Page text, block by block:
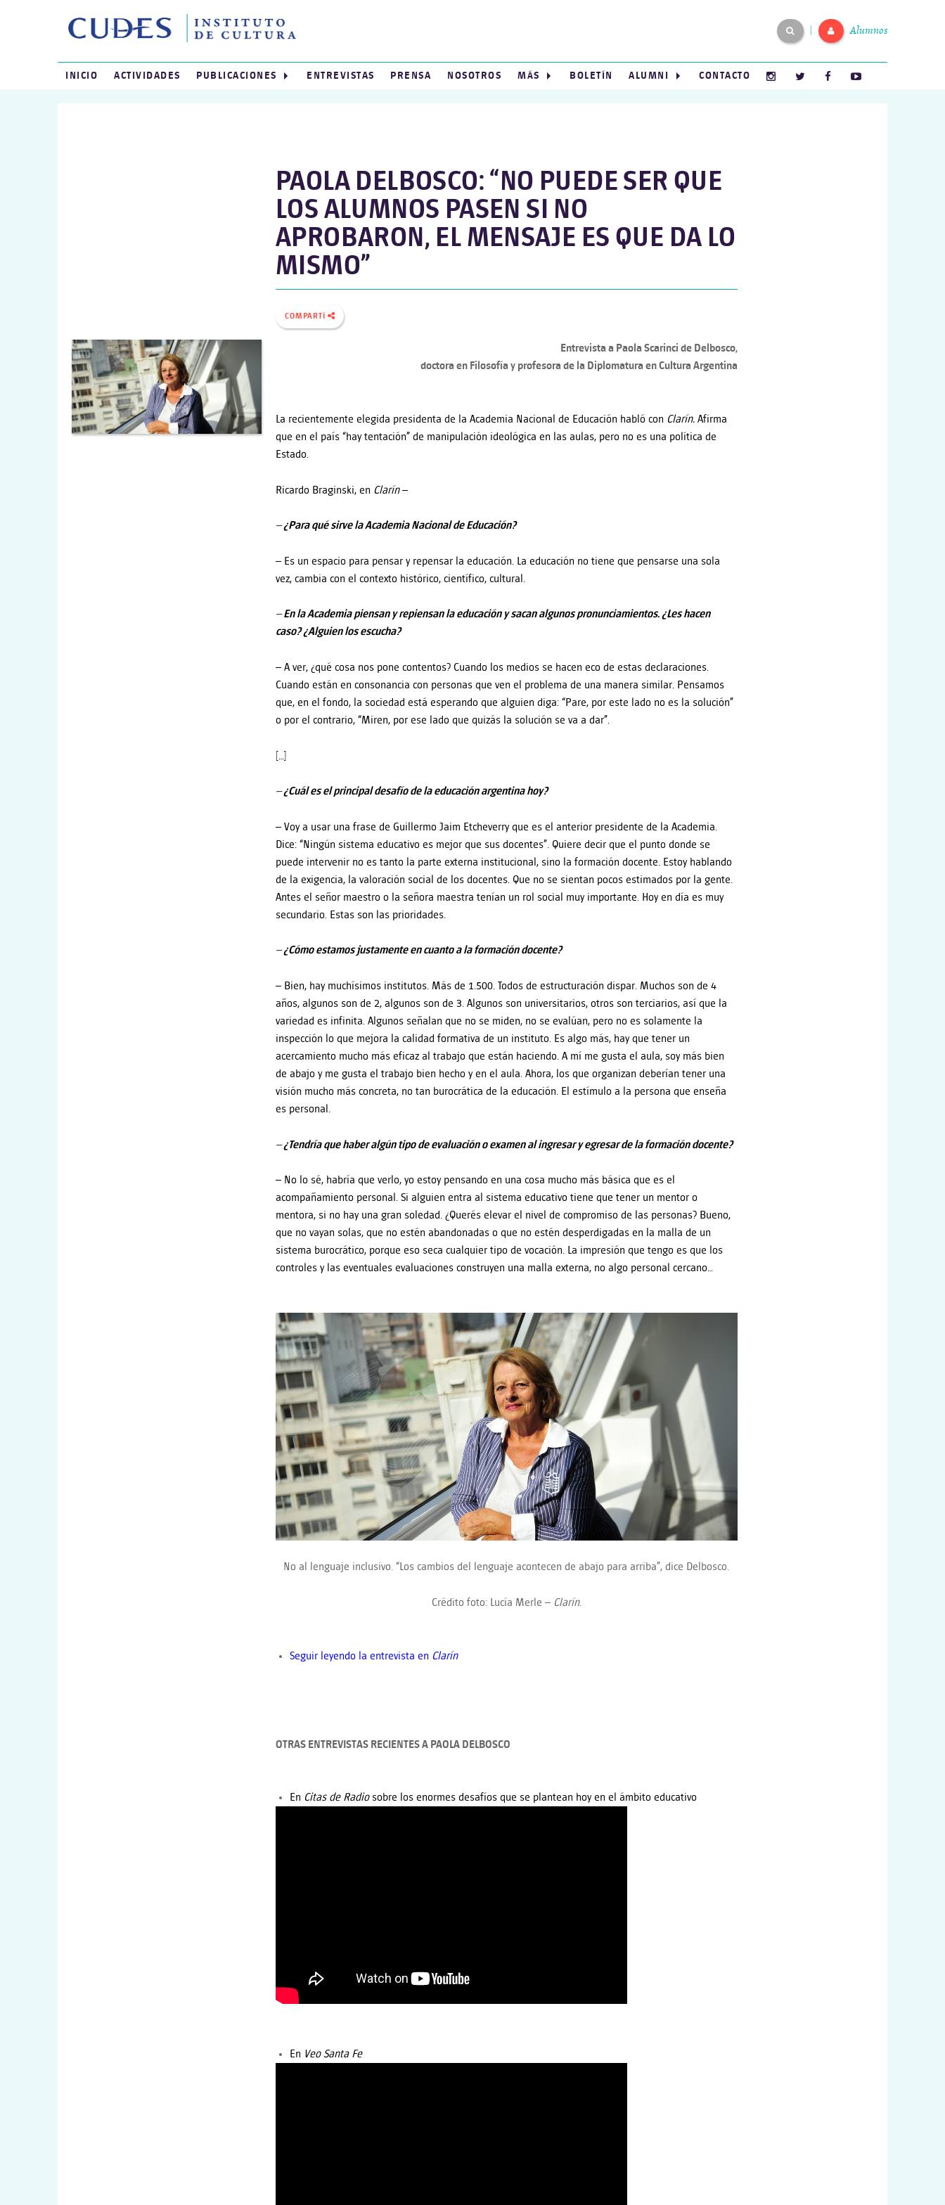
Alumnos
INICIO ACTIVIDADES PUBLICACIONES ENTREVISTAS PRENSA NOSOTROS MÁS BOLETÍN ALUMNI CONTACTO
PAOLA DELBOSCO: “NO PUEDE SER QUE
LOS ALUMNOS PASEN SI NO
APROBARON, EL MENSAJE ES QUE DA LO
MISMO”
COMPARTÍ
Entrevista a Paola Scarinci de Delbosco,
doctora en Filosofía y profesora de la Diplomatura en Cultura Argentina
La recientemente elegida presidenta de la Academia Nacional de Educación habló con Clarín. Afirma
que en el país “hay tentación” de manipulación ideológica en las aulas, pero no es una política de
Estado.
Ricardo Braginski, en Clarín–
– ¿Para qué sirve la Academia Nacional de Educación?
– Es un espacio para pensar y repensar la educación. La educación no tiene que pensarse una sola
vez, cambia con el contexto histórico, científico, cultural.
– En la Academia piensan y repiensan la educación y sacan algunos pronunciamientos. ¿Les hacen
caso? ¿Alguien los escucha?
– A ver, ¿qué cosa nos pone contentos? Cuando los medios se hacen eco de estas declaraciones.
Cuando están en consonancia con personas que ven el problema de una manera similar. Pensamos
que, en el fondo, la sociedad está esperando que alguien diga: “Pare, por este lado no es la solución”
o por el contrario, “Miren, por ese lado que quizás la solución se va a dar”.
[…]
– ¿Cuál es el principal desafío de la educación argentina hoy?
– Voy a usar una frase de Guillermo Jaim Etcheverry que es el anterior presidente de la Academia.
Dice: “Ningún sistema educativo es mejor que sus docentes”. Quiere decir que el punto donde se
puede intervenir no es tanto la parte externa institucional, sino la formación docente. Estoy hablando
de la exigencia, la valoración social de los docentes. Que no se sientan pocos estimados por la gente.
Antes el señor maestro o la señora maestra tenían un rol social muy importante. Hoy en día es muy
secundario. Estas son las prioridades.
– ¿Cómo estamos justamente en cuanto a la formación docente?
– Bien, hay muchísimos institutos. Más de 1.500. Todos de estructuración dispar. Muchos son de 4
años, algunos son de 2, algunos son de 3. Algunos son universitarios, otros son terciarios, así que la
variedad es infinita. Algunos señalan que no se miden, no se evalúan, pero no es solamente la
inspección lo que mejora la calidad formativa de un instituto. Es algo más, hay que tener un
acercamiento mucho más eficaz al trabajo que están haciendo. A mí me gusta el aula, soy más bien
de abajo y me gusta el trabajo bien hecho y en el aula. Ahora, los que organizan deberían tener una
visión mucho más concreta, no tan burocrática de la educación. El estímulo a la persona que enseña
es personal.
– ¿Tendría que haber algún tipo de evaluación o examen al ingresar y egresar de la formación docente?
– No lo sé, habría que verlo, yo estoy pensando en una cosa mucho más básica que es el
acompañamiento personal. Si alguien entra al sistema educativo tiene que tener un mentor o
mentora, si no hay una gran soledad. ¿Querés elevar el nivel de compromiso de las personas? Bueno,
que no vayan solas, que no estén abandonadas o que no estén desperdigadas en la malla de un
sistema burocrático, porque eso seca cualquier tipo de vocación. La impresión que tengo es que los
controles y las eventuales evaluaciones construyen una malla externa, no algo personal cercano…
No al lenguaje inclusivo. “Los cambios del lenguaje acontecen de abajo para arriba”, dice Delbosco.
Crédito foto: Lucía Merle – Clarín.
Seguir leyendo la entrevista en Clarín
OTRAS ENTREVISTAS RECIENTES A PAOLA DELBOSCO
En Citas de Radiosobre los enormes desafíos que se plantean hoy en el ámbito educativo
En Veo Santa Fe